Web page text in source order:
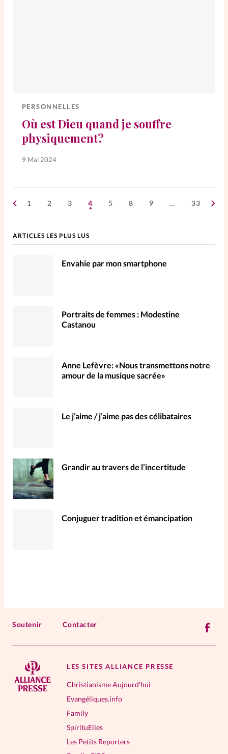
PERSONNELLES
Où est Dieu quand je souffre
physiquement?
9 Mai 2024
1 2 3 4 5 8 9 … 33
ARTICLES LES PLUS LUS
Envahie par mon smartphone
Portraits de femmes : Modestine
Castanou
Anne Lefèvre: «Nous transmettons notre
amour de la musique sacrée»
Le j’aime / j’aime pas des célibataires
Grandir au travers de l’incertitude
Conjuguer tradition et émancipation
Soutenir Contacter
LES SITES ALLIANCE PRESSE
Christianisme Aujourd'hui
Evangéliques.info
Family
SpirituElles
Les Petits Reporters